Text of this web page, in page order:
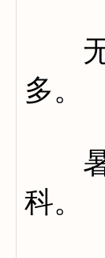
无
多。
暑
科。